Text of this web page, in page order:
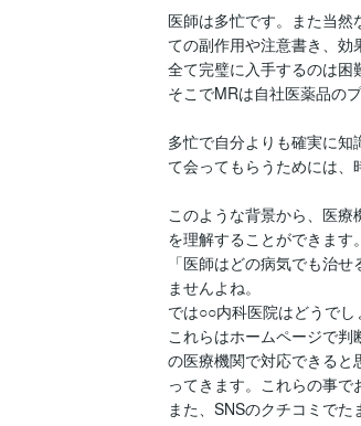
医師は多忙です。また当
ての副作用や注意書き、
全て完璧に入手するのは困
そこでMRは自社医薬品の
多忙で自分よりも確実に
て会ってもらうためには、
このような背景から、医
を理解することができます。
「医師はどの病気でも治
ませんよね。
では○○内科医院はどうで
これらはホームページで
の医療機関で対応できると
ってきます。これらの事で
また、SNSのクチコミでた